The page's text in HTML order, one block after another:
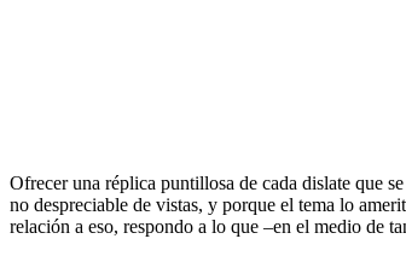
Ofrecer una réplica puntillosa de cada dislate que
no despreciable de vistas, y porque el tema lo
relación a eso, respondo a lo que –en el medio de